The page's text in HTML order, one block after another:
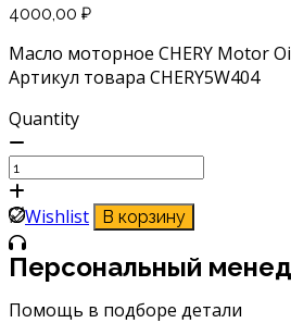
4000,00 ₽
Масло моторное CHERY Motor
Артикул товара CHERY5W404
Quantity
Количество
товара
Масло
моторное
CHERY
Motor
Oil
Wishlist В корзину
Персональный
Помощь в подборе детали